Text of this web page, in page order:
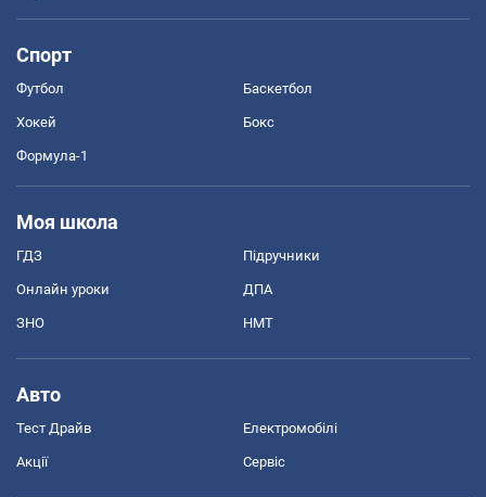
Спорт
Футбол Баскетбол
Хокей Бокс
Формула-1
Моя школа
ГДЗ Підручники
Онлайн уроки ДПА
ЗНО НМТ
Авто
Тест Драйв Електромобілі
Акції Сервіс